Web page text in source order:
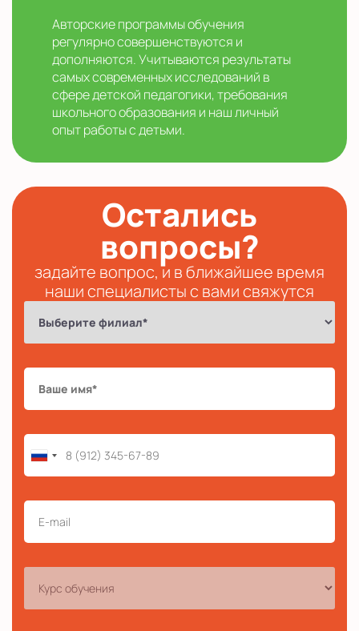
Авторские программы обучения
регулярно совершенствуются и
дополняются. Учитываются результаты
самых современных исследований в
сфере детской педагогики, требования
школьного образования и наш личный
опыт работы с детьми.
Остались
вопросы?
задайте вопрос, и в ближайшее время
наши специалисты с вами свяжутся